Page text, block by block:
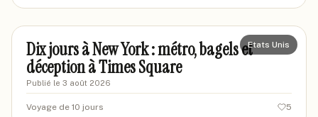
marinenyc2024
Etats Unis
Dix jours à New York : métro, bagels et
déception à Times Square
Publié le 3 août 2026
Voyage de 10 jours 5